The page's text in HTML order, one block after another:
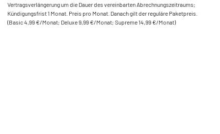
Vertragsverlängerung um die Dauer des vereinbarten Abrechnungszeitraums;
Kündigungsfrist 1 Monat. Preis pro Monat. Danach gilt der reguläre Paketpreis.
(Basic 4,99 €/Monat; Deluxe 9,99 €/Monat; Supreme 14,99 €/Monat)